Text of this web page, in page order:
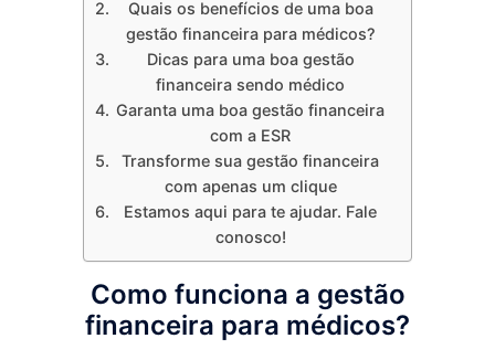
Quais os benefícios de uma boa
gestão financeira para médicos?
Dicas para uma boa gestão
financeira sendo médico
Garanta uma boa gestão financeira
com a ESR
Transforme sua gestão financeira
com apenas um clique
Estamos aqui para te ajudar. Fale
conosco!
Como funciona a gestão
financeira para médicos?